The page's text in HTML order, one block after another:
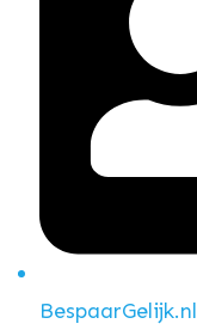
BespaarGelijk.nl